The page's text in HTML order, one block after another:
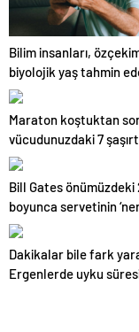
Bilim insanları,
biyolojik yaş tahmin
yapay zeka aracı
Maraton koştuktan
vücudunuzdaki 7
değişim
Bill Gates önümüzdeki
boyunca servetinin
tamamını’ küresel sağlık
verdi
Dakikalar bile fark
Ergenlerde uyku